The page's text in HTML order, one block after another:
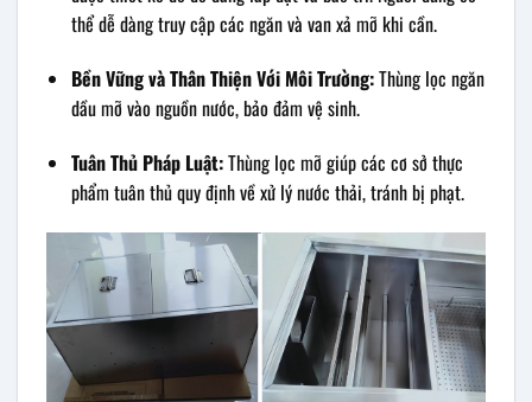
thể dễ dàng truy cập các ngăn và van xả mỡ khi cần.
Bền Vững và Thân Thiện Với Môi Trường:Thùng lọc ngăn
dầu mỡ vào nguồn nước, bảo đảm vệ sinh.
Tuân Thủ Pháp Luật:Thùng lọc mỡ giúp các cơ sở thực
phẩm tuân thủ quy định về xử lý nước thải, tránh bị phạt.